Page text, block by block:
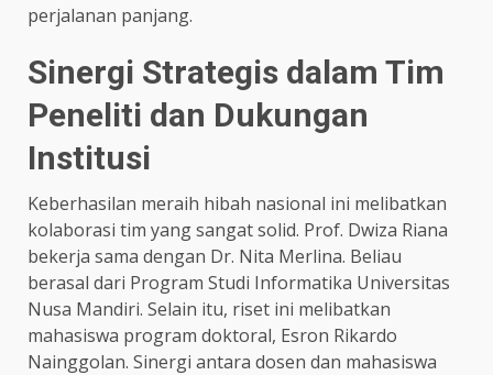
perjalanan panjang.
Sinergi Strategis dalam Tim
Peneliti dan Dukungan
Institusi
Keberhasilan meraih hibah nasional ini melibatkan
kolaborasi tim yang sangat solid. Prof. Dwiza Riana
bekerja sama dengan Dr. Nita Merlina. Beliau
berasal dari Program Studi Informatika Universitas
Nusa Mandiri. Selain itu, riset ini melibatkan
mahasiswa program doktoral, Esron Rikardo
Nainggolan. Sinergi antara dosen dan mahasiswa